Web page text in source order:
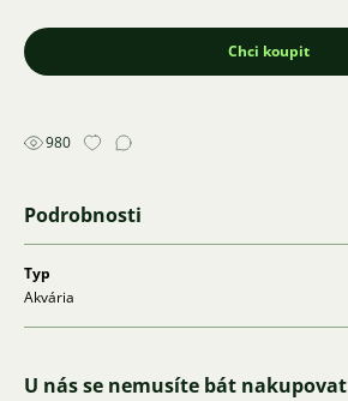
Chci koupit
980
Podrobnosti
Typ
Akvária
U nás se nemusíte bát nakupovat